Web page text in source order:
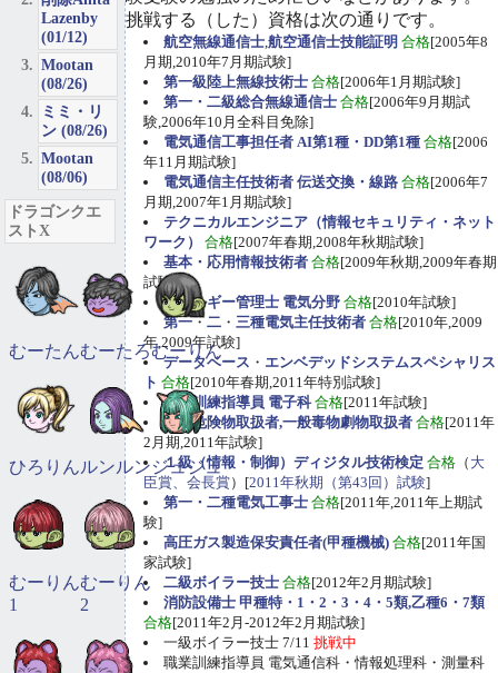
挑戦する（した）資格は次の通りです。
航空無線通信士,航空通信士技能証明 合格[2005年8
月期,2010年7月期試験]
第一級陸上無線技術士 合格[2006年1月期試験]
第一・二級総合無線通信士 合格[2006年9月期試
験,2006年10月全科目免除]
電気通信工事担任者 AI第1種・DD第1種 合格[2006
年11月期試験]
電気通信主任技術者 伝送交換・線路 合格[2006年7
月期,2007年1月期試験]
テクニカルエンジニア（情報セキュリティ・ネット
ワーク）
合格[2007年春期,2008年秋期試験]
基本・応用情報技術者 合格[2009年秋期,2009年春期
試験]
エネルギー管理士 電気分野 合格[2010年試験]
第一・二 ・ 三種電気主任技術者 合格[2010年,2009
年,2009年試験]
データベース ・ エンベデッドシステムスペシャリス
ト 合格[2010年春期,2011年特別試験]
職業訓練指導員 電子科 合格[2011年試験]
甲種危険物取扱者,一般毒物劇物取扱者 合格[2011年
2月期,2011年試験]
１級（情報・制御）ディジタル技術検定 合格 （ 大
臣賞、会長賞）[2011年秋期（第43回）試験]
第一・二種電気工事士 合格[2011年,2011年上期試
験]
高圧ガス製造保安責任者(甲種機械) 合格[2011年国
家試験]
二級ボイラー技士 合格[2012年2月期試験]
消防設備士 甲種特・1・2・3・4・5類,乙種6・7類
合格[2011年2月-2012年2月期試験]
一級ボイラー技士 7/11 挑戦中
職業訓練指導員 電気通信科・情報処理科・測量科
Lazenby
(01/12)
Mootan
(08/26)
ミミ・リ
ン (08/26)
Mootan
(08/06)
ドラゴンクエ
ストX
むーたんむーたろむーりん
ひろりんルンルンジュジュ
むーりん
1
むーりん
2